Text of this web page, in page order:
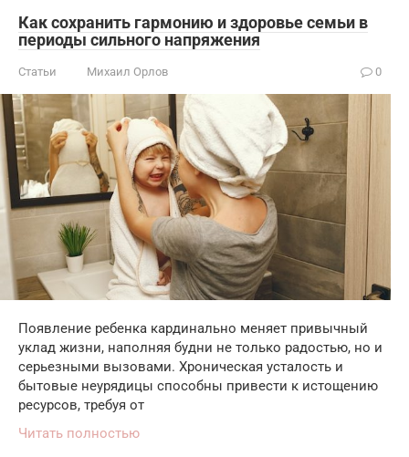
Как сохранить гармонию и здоровье семьи в
периоды сильного напряжения
Статьи Михаил Орлов 0
Появление ребенка кардинально меняет привычный
уклад жизни, наполняя будни не только радостью, но и
серьезными вызовами. Хроническая усталость и
бытовые неурядицы способны привести к истощению
ресурсов, требуя от
Читать полностью